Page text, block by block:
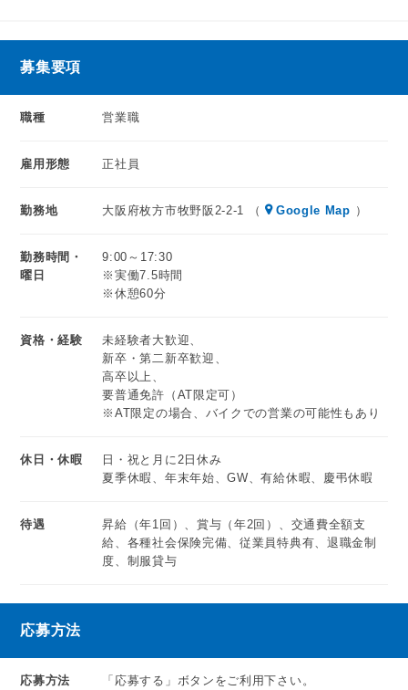
私たちはお客様とのコミュニケーションを大切にしておりま
お客様と仲良くなれるのも魅力の1つですよ！
大阪ガスグループなので安定感は抜群！
募集要項
職種 営業職
雇用形態 正社員
勤務地 大阪府枚方市牧野阪2-2-1 （ Google Map ）
勤務時間・
曜日
9:00～17:30
※実働7.5時間
※休憩60分
資格・経験
未経験者大歓迎、
新卒・第二新卒歓迎、
高卒以上、
要普通免許（AT限定可）
※AT限定の場合、バイクでの営業の可能性もあり
休日・休暇
日・祝と月に2日休み
夏季休暇、年末年始、GW、有給休暇、慶弔休暇
待遇
昇給（年1回）、賞与（年2回）、交通費全額支
給、各種社会保険完備、従業員特典有、退職金制
度、制服貸与
応募方法
応募方法
「応募する」ボタンをご利用下さい。